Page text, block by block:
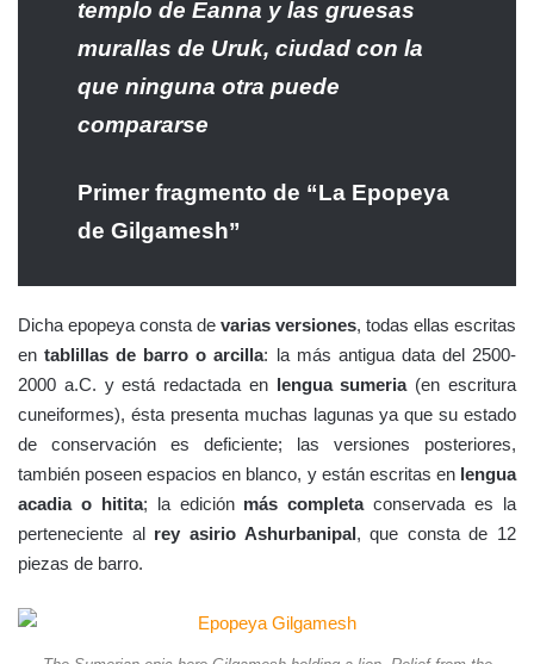
templo de Eanna y las gruesas
murallas de Uruk, ciudad con la
que ninguna otra puede
compararse
Primer fragmento de “La Epopeya
de Gilgamesh”
Dicha epopeya consta de varias versiones, todas ellas escritas
en tablillas de barro o arcilla: la más antigua data del 2500-
2000 a.C. y está redactada en lengua sumeria(en escritura
cuneiformes), ésta presenta muchas lagunas ya que su estado
de conservación es deficiente; las versiones posteriores,
también poseen espacios en blanco, y están escritas en lengua
acadia o hitita; la edición más completaconservada es la
perteneciente al rey asirio Ashurbanipal, que consta de 12
piezas de barro.